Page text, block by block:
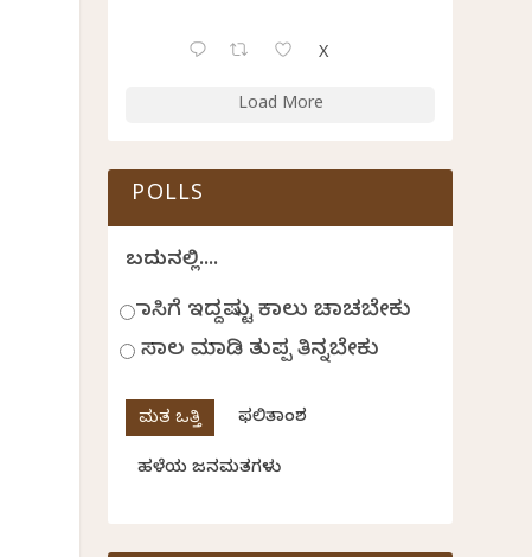
X
Load More
POLLS
ಬದುಕಿನಲ್ಲಿ....
ಹಾಸಿಗೆ ಇದ್ದಷ್ಟು ಕಾಲು ಚಾಚಬೇಕು
ಸಾಲ ಮಾಡಿ ತುಪ್ಪ ತಿನ್ನಬೇಕು
ಫಲಿತಾಂಶ
ಹಳೆಯ ಜನಮತಗಳು